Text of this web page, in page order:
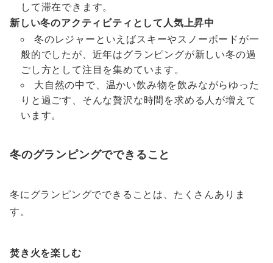
して滞在できます。
新しい冬のアクティビティとして人気上昇中
冬のレジャーといえばスキーやスノーボードが一
般的でしたが、近年はグランピングが新しい冬の過
ごし方として注目を集めています。
大自然の中で、温かい飲み物を飲みながらゆった
りと過ごす、そんな贅沢な時間を求める人が増えて
います。
冬のグランピングでできること
冬にグランピングでできることは、たくさんありま
す。
焚き火を楽しむ